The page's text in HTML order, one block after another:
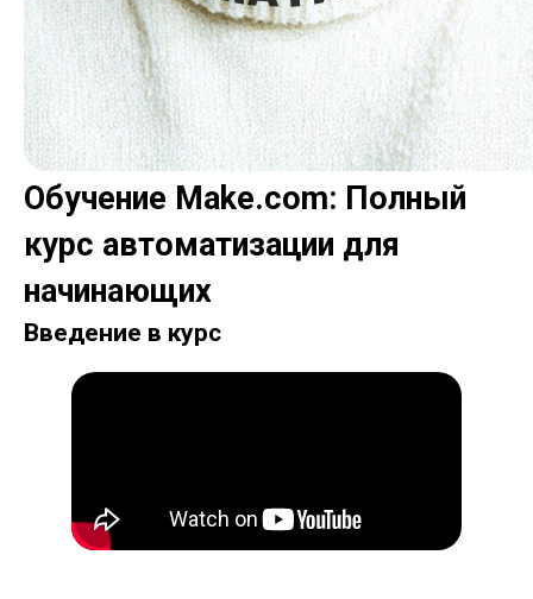
Обучение Make.com: Полный
курс автоматизации для
начинающих
Введение в курс